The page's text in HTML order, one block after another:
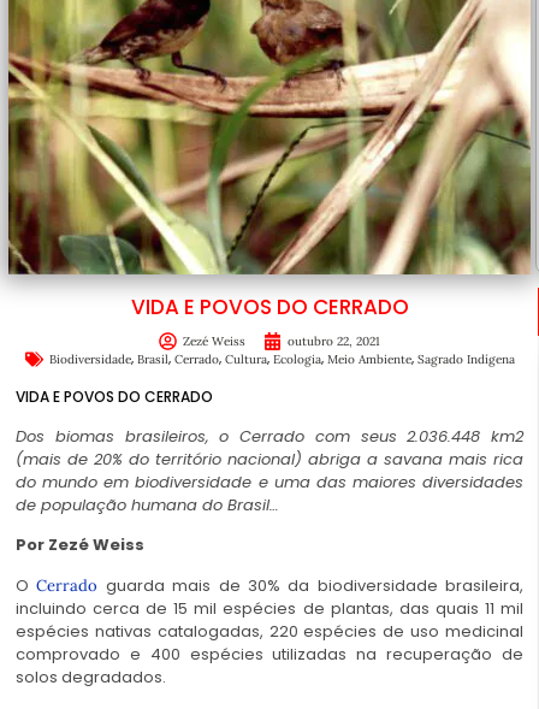
VIDA E POVOS DO CERRADO
Zezé Weiss
outubro 22, 2021
Biodiversidade, Brasil, Cerrado, Cultura, Ecologia, Meio Ambiente, Sagrado Indígena
VIDA E POVOS DO CERRADO
Dos biomas brasileiros, o Cerrado com seus 2.036.448 km2
(mais de 20% do território nacional) abriga a savana mais rica
do mundo em biodiversidade e uma das maiores diversidades
de população humana do Brasil…
Por Zezé Weiss
OCerrado guarda mais de 30% da biodiversidade brasileira,
incluindo cerca de 15 mil espécies de plantas, das quais 11 mil
espécies nativas catalogadas, 220 espécies de uso medicinal
comprovado e 400 espécies utilizadas na recuperação de
solos degradados.